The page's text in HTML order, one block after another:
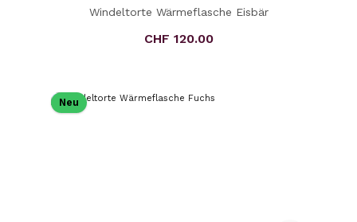
Windeltorte Wärmeflasche Eisbär
Regulärer Preis:
CHF 120.00
Neu